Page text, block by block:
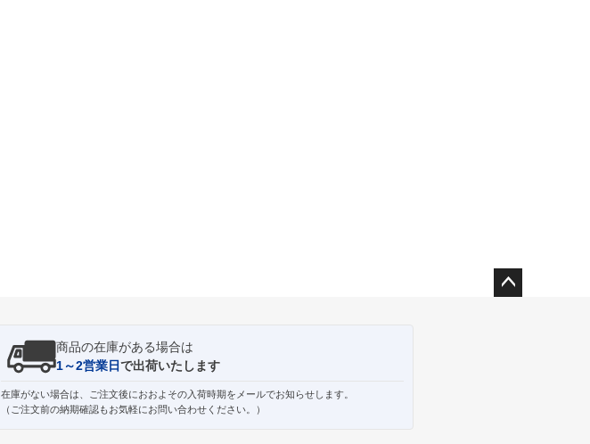
商品の在庫がある場合は
1～2営業日で出荷いたします
在庫がない場合は、ご注文後におおよその入荷時期をメールでお知らせします。
（ご注文前の納期確認もお気軽にお問い合わせください。）